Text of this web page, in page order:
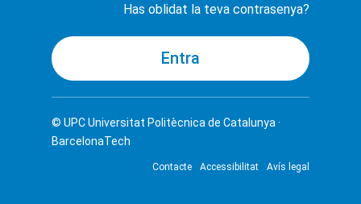
Has oblidat la teva contrasenya?
© UPCUniversitat Politècnica de Catalunya ·
BarcelonaTech
Contacte Accessibilitat Avís legal